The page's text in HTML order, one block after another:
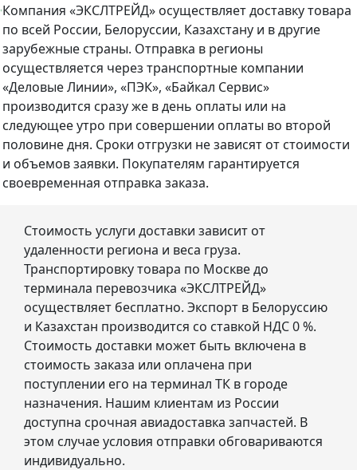
Компания «ЭКСЛТРЕЙД» осуществляет доставку товара
по всей России, Белоруссии, Казахстану и в другие
зарубежные страны. Отправка в регионы
осуществляется через транспортные компании
«Деловые Линии», «ПЭК», «Байкал Сервис»
производится сразу же в день оплаты или на
следующее утро при совершении оплаты во второй
половине дня. Сроки отгрузки не зависят от стоимости
и объемов заявки. Покупателям гарантируется
своевременная отправка заказа.
Стоимость услуги доставки зависит от
удаленности региона и веса груза.
Транспортировку товара по Москве до
терминала перевозчика «ЭКСЛТРЕЙД»
осуществляет бесплатно. Экспорт в Белоруссию
и Казахстан производится со ставкой НДС 0 %.
Стоимость доставки может быть включена в
стоимость заказа или оплачена при
поступлении его на терминал ТК в городе
назначения. Нашим клиентам из России
доступна срочная авиадоставка запчастей. В
этом случае условия отправки обговариваются
индивидуально.